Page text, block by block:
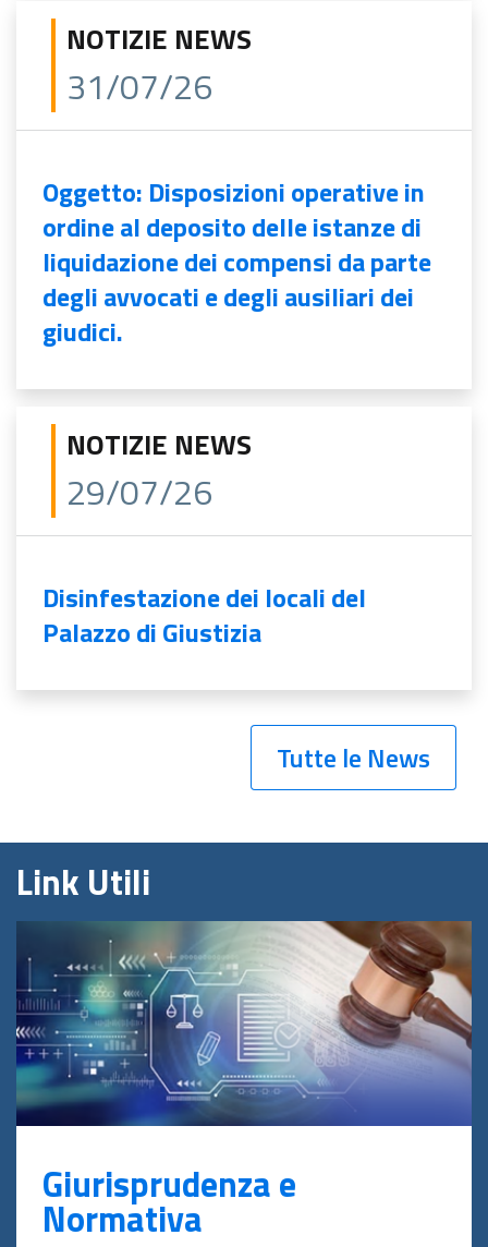
NOTIZIE NEWS
31/07/26
Oggetto: Disposizioni operative in
ordine al deposito delle istanze di
liquidazione dei compensi da parte
degli avvocati e degli ausiliari dei
giudici.
NOTIZIE NEWS
29/07/26
Disinfestazione dei locali del
Palazzo di Giustizia
Tutte le News
Link Utili
Giurisprudenza e
Normativa